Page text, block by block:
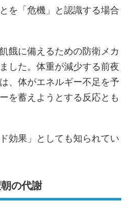
を「危機」と認識する場合
餓に備えるための防衛メカ
した。体重が減少する前夜
、体がエネルギー不足を予
を蓄えようとする反応とも
効果」としても知られてい
の代謝